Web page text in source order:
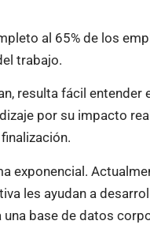
al 65% de los
trabajo.
resulta fácil entender
por su impacto
exponencial.
les ayudan a
base de datos